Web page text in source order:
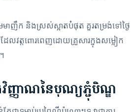
ាញឹក និងស្រស់ស្អាតបំផុត គួរតម្រង់ទៅថ្ងៃ
លវត្តពោរពេញដោយគ្រួសារក្នុងសម្លៀក
ញ្ញាណនៃបុណ្យភ្ជុំបិណ្ឌ